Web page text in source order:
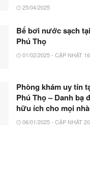
25/04/2025
Bể bơi nước sạch
Phú Thọ
01/02/2025 - CẬP NHẬT
Phòng khám uy tín
Phú Thọ – Danh bạ
hữu ích cho mọi nhà
06/01/2025 - CẬP NHẬT